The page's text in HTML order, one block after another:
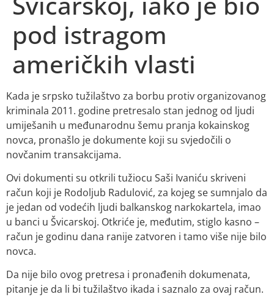
pod istragom
američkih vlasti
Kada je srpsko tužilaštvo za borbu protiv organizovanog
kriminala 2011. godine pretresalo stan jednog od ljudi
umiješanih u međunarodnu šemu pranja kokainskog
novca, pronašlo je dokumente koji su svjedočili o
novčanim transakcijama.
Ovi dokumenti su otkrili tužiocu Saši Ivaniću skriveni
račun koji je Rodoljub Radulović, za kojeg se sumnjalo da
je jedan od vodećih ljudi balkanskog narkokartela, imao
u banci u Švicarskoj. Otkriće je, međutim, stiglo kasno –
račun je godinu dana ranije zatvoren i tamo više nije bilo
novca.
Da nije bilo ovog pretresa i pronađenih dokumenata,
pitanje je da li bi tužilaštvo ikada i saznalo za ovaj račun.